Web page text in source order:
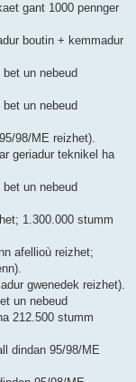
gant 1000 pennger
boutin + kemmadur
un nebeud
un nebeud
98/ME reizhet).
geriadur teknikel ha
un nebeud
1.300.000 stumm
afellioù reizhet;
gwenedek reizhet).
un nebeud
212.500 stumm
dindan 95/98/ME